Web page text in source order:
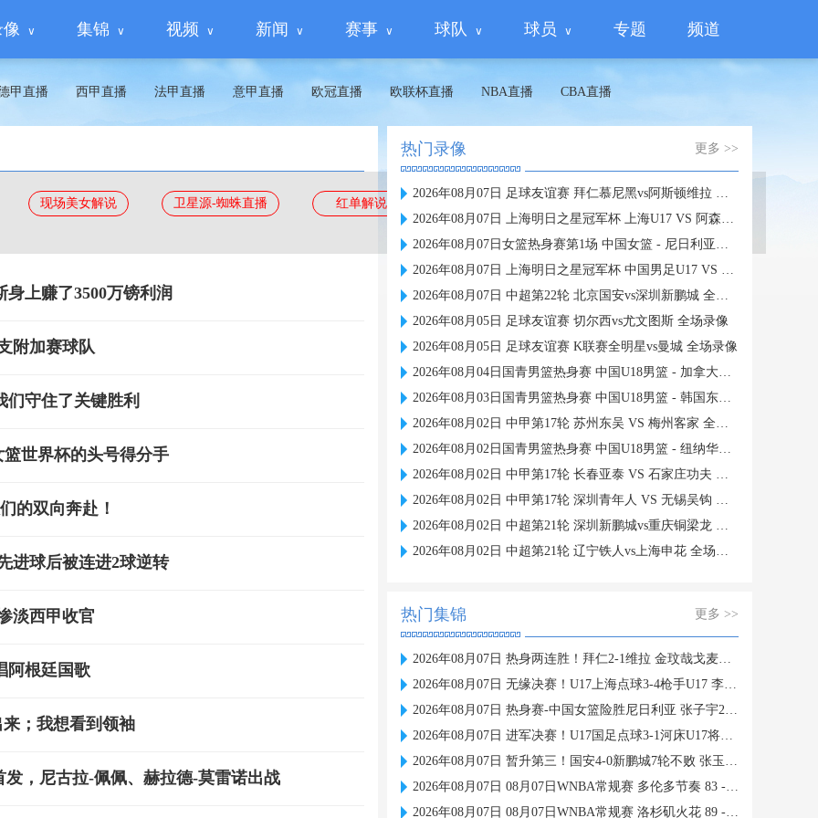
像 集锦 视频 新闻 赛事 球队 球员 专题 频道
甲直播 西甲直播 法甲直播 意甲直播 欧冠直播 欧联杯直播 NBA直播 CBA直播
现场美女解说 卫星源-蜘蛛直播 红单解说 蜘蛛直播
上赚了3500万镑利润
附加赛球队
守住了关键胜利
世界杯的头号得分手
的双向奔赴！
进球后被连进2球逆转
淡西甲收官
阿根廷国歌
；我想看到领袖
，尼古拉-佩佩、赫拉德-莫雷诺出战
热门录像 更多 >>
2026年08月07日 足球友谊赛 拜仁慕尼黑vs阿斯顿维拉 全场录像
2026年08月07日 上海明日之星冠军杯 上海U17 VS 阿森纳U17 全场录像
2026年08月07日女篮热身赛第1场 中国女篮 - 尼日利亚女篮 全场录像
2026年08月07日 上海明日之星冠军杯 中国男足U17 VS 河床U17 全场录像
2026年08月07日 中超第22轮 北京国安vs深圳新鹏城 全场录像
2026年08月05日 足球友谊赛 切尔西vs尤文图斯 全场录像
2026年08月05日 足球友谊赛 K联赛全明星vs曼城 全场录像
2026年08月04日国青男篮热身赛 中国U18男篮 - 加拿大大卫·安篮球学院 全场录像
2026年08月03日国青男篮热身赛 中国U18男篮 - 韩国东国大学 全场录像
2026年08月02日 中甲第17轮 苏州东吴 VS 梅州客家 全场录像
2026年08月02日国青男篮热身赛 中国U18男篮 - 纽纳华丁闪电队 全场录像
2026年08月02日 中甲第17轮 长春亚泰 VS 石家庄功夫 全场录像
2026年08月02日 中甲第17轮 深圳青年人 VS 无锡吴钩 全场录像
2026年08月02日 中超第21轮 深圳新鹏城vs重庆铜梁龙 全场录像
2026年08月02日 中超第21轮 辽宁铁人vs上海申花 全场录像
热门集锦 更多 >>
2026年08月07日 热身两连胜！拜仁2-1维拉 金玟哉戈麦斯破门迪亚斯替补建功
2026年08月07日 无缘决赛！U17上海点球3-4枪手U17 李秋甫、李文博失点王启戎扑点
2026年08月07日 热身赛-中国女篮险胜尼日利亚 张子宇24+11 杨舒予12+6
2026年08月07日 进军决赛！U17国足点球3-1河床U17将战阿森纳 江宇涵替补两扑点
2026年08月07日 暂升第三！国安4-0新鹏城7轮不败 张玉宁传射达万双响法比奥破门
2026年08月07日 08月07日WNBA常规赛 多伦多节奏 83 - 97 波特兰火焰 集锦
2026年08月07日 08月07日WNBA常规赛 洛杉矶火花 89 - 82 明尼苏达山猫 全场集锦